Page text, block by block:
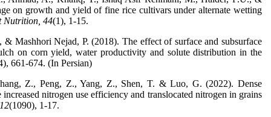
on growth and yield of fine rice cultivars under alternate wetting
Nutrition, 44(1), 1-15.
Mashhori Nejad, P. (2018). The effect of surface and subsurface
on corn yield, water productivity and solute distribution in the
661-674. (In Persian)
Z., Peng, Z., Yang, Z., Shen, T. & Luo, G. (2022). Dense
nitrogen use efficiency and translocated nitrogen in grains
12(1090), 1-17.